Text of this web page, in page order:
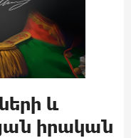
և
իրական